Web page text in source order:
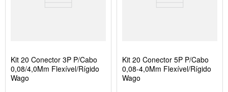
Kit 20 Conector 3P P/Cabo
0,08/4,0Mm Flexível/Rígido
Wago
Kit 20 Conector 5P P/Cabo
0,08-4,0Mm Flexível/Rígido
Wago